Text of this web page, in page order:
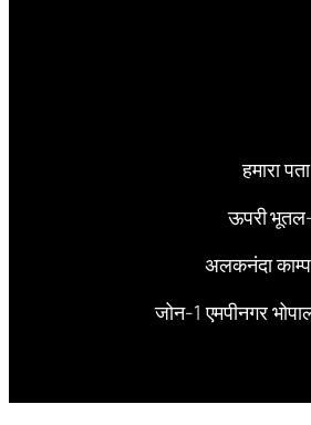
हमारा पता
ऊपरी
अलकनंदा
जोन-1 एमपीनगर